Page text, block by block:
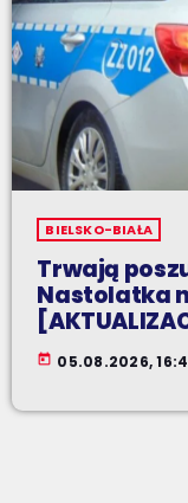
BIELSKO-BIAŁA
Trwają
Nastolatka
today 05.08.2026,